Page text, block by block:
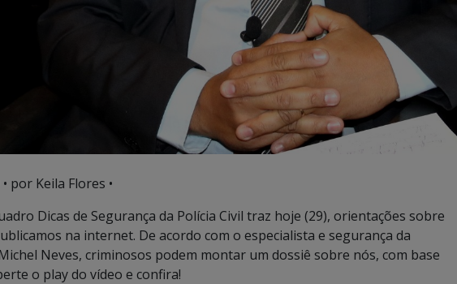
• por Keila Flores •
Dicas de Segurança da Polícia Civil traz hoje (29), orientações sobre
na internet. De acordo com o especialista e segurança da
Neves, criminosos podem montar um dossiê sobre nós, com base
o play do vídeo e confira!